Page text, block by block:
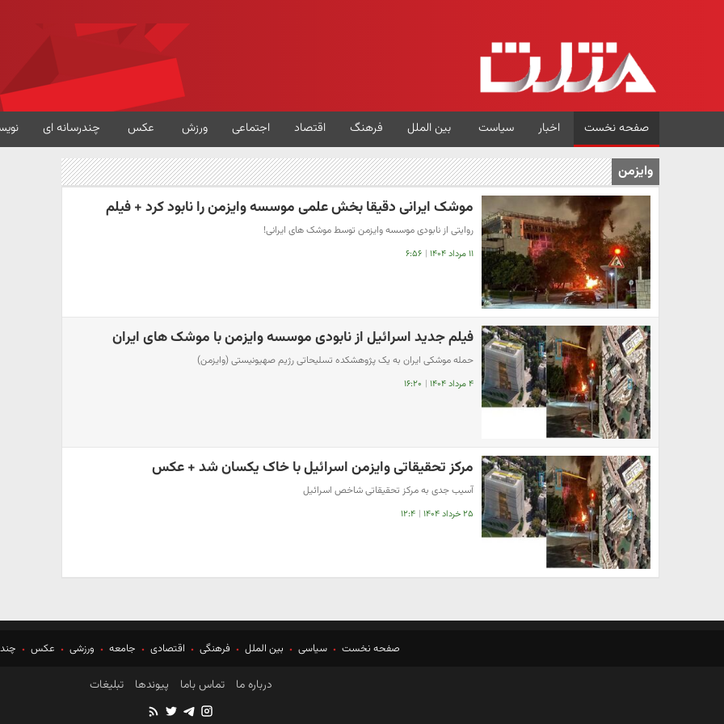
صفحه نخست اخبار سیاست بین الملل فرهنگ اقتصاد اجتماعی ورزش عکس چندرسانه ای
وایزمن
موشک ایرانی دقیقا بخش علمی موسسه وایزمن را نابود کرد + فیلم
روایتی از نابودی موسسه وایزمن توسط موشک های ایرانی!
۱۱ مرداد ۱۴۰۴ | ۶:۵۶
فیلم جدید اسرائیل از نابودی موسسه وایزمن با موشک های ایران
حمله موشکی ایران به یک پژوهشکده تسلیحاتی رژیم صهیونیستی (وایزمن)
۴ مرداد ۱۴۰۴ | ۱۶:۲۰
مرکز تحقیقاتی وایزمن اسرائیل با خاک یکسان شد + عکس
آسیب جدی به مرکز تحقیقاتی شاخص اسرائیل
۲۵ خرداد ۱۴۰۴ | ۱۲:۴
صفحه نخست سیاسی بین الملل فرهنگی اقتصادی جامعه ورزشی عکس
درباره ما تماس باما پیوندها تبلیغات